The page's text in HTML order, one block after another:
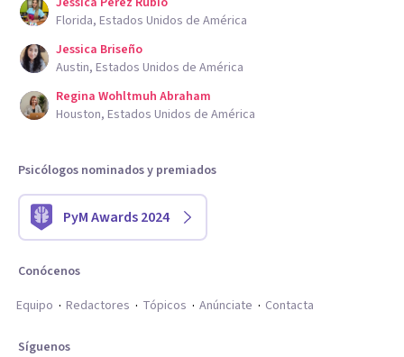
Florida, Estados Unidos de América
Jessica Briseño
Austin, Estados Unidos de América
Regina Wohltmuh Abraham
Houston, Estados Unidos de América
Psicólogos nominados y premiados
PyM Awards 2024
Conócenos
Equipo
Redactores Tópicos Anúnciate Contacta
Síguenos